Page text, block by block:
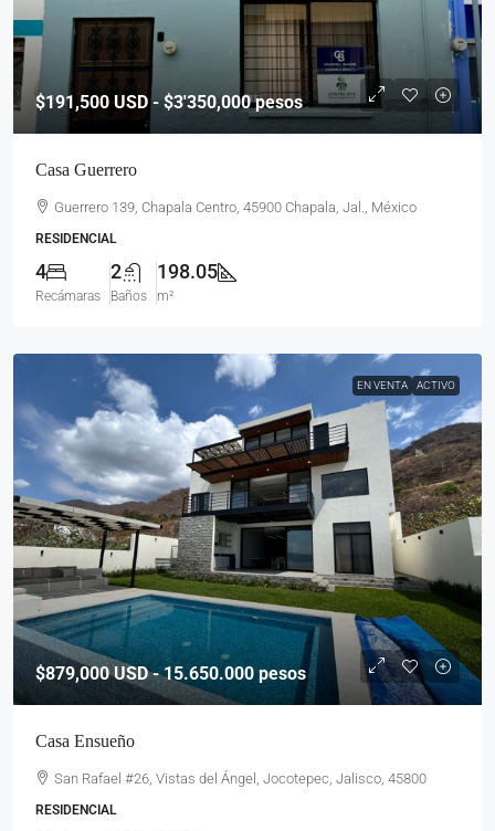
$191,500 USD - $3'350,000 pesos
Casa Guerrero
Guerrero 139, Chapala Centro, 45900 Chapala, Jal., México
RESIDENCIAL
4
Recámaras
2
Baños
198.05
m²
EN VENTA ACTIVO
$879,000USD - 15.650.000 pesos
Casa Ensueño
San Rafael #26, Vistas del Ángel, Jocotepec, Jalisco, 45800
RESIDENCIAL